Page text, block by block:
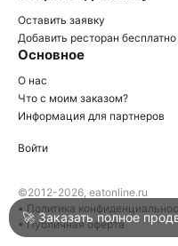
Войти
Написать в техподдержку
Оставить заявку
Добавить ресторан бесплатно
Основное
О нас
Что с моим заказом?
Информация для партнеров
Войти
©2012-2026, eatonline.ru
• Политика
• Публичная оферта
🚀 Заказать полное